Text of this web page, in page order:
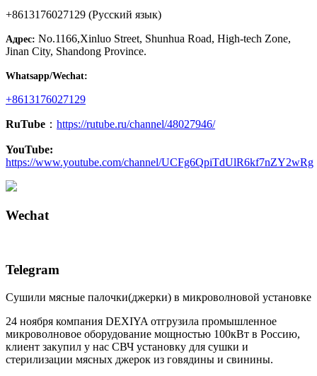
+8613176027129 (Русский язык)
Адрес: No.1166,Xinluo Street, Shunhua Road, High-tech Zone,
Jinan City, Shandong Province.
Whatsapp/Wechat:
+8613176027129
RuTube ： https://rutube.ru/channel/48027946/
YouTube:
https://www.youtube.com/channel/UCFg6QpiTdUlR6kf7nZY2wRg
Wechat
Telegram
Сушили мясные палочки(джерки) в микроволновой установке
24 ноября компания DEXIYA отгрузила промышленное
микроволновое оборудование мощностью 100кВт в Россию,
клиент закупил у нас СВЧ установку для сушки и
стерилизации мясных джерок из говядины и свинины.